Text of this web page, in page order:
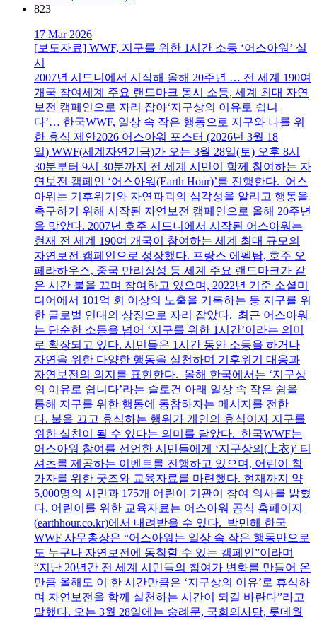
823
17 Mar 2026
[보도자료] WWF, 지구를 위한 1시간 소등 ‘어스아워’ 실
시
2007년 시드니에서 시작해 올해 20주년 … 전 세계 190여
개국 참여세계 주요 랜드마크 동시 소등, 세계 최대 자연
보전 캠페인으로 자리 잡아‘지구상의 이유로 쉽니
다’… 한국WWF, 일상 속 작은 행동으로 지구와 나를 위
한 휴식 제안2026 어스아워 포스터 (2026년 3월 18
일) WWF(세계자연기금)가 오는 3월 28일(토) 오후 8시
30분부터 9시 30분까지 전 세계 시민이 함께 참여하는 자
연보전 캠페인 ‘어스아워(Earth Hour)’를 진행한다. 어스
아워는 기후위기와 자연파괴의 심각성을 알리고 행동을
촉구하기 위해 시작된 자연보전 캠페인으로 올해 20주년
을 맞았다. 2007년 호주 시드니에서 시작된 어스아워는
현재 전 세계 190여 개국이 참여하는 세계 최대 규모의
자연보전 캠페인으로 성장했다. 프랑스 에펠탑, 호주 오
페라하우스, 중국 만리장성 등 세계 주요 랜드마크가 같
은 시간 불을 끄며 참여하고 있으며, 2022년 기준 소셜미
디어에서 101억 회 이상의 노출을 기록하는 등 지구를 위
한 글로벌 연대의 상징으로 자리 잡았다. 최근 어스아워
는 단순한 소등을 넘어 ‘지구를 위한 1시간’이라는 의미
로 확장되고 있다. 시민들은 1시간 동안 소등을 하거나
자연을 위한 다양한 행동을 실천하며 기후위기 대응과
자연보전의 의지를 표현한다. 올해 한국에서는 ‘지구상
의 이유로 쉽니다’라는 슬로건 아래 일상 속 작은 쉼을
통해 지구를 위한 행동에 동참하자는 메시지를 전한
다. 불을 끄고 휴식하는 행위가 개인의 휴식이자 지구를
위한 실천이 될 수 있다는 의미를 담았다. 한국WWF는
어스아워 참여를 선언한 시민들에게 ‘지구상의(上衣)’ 티
셔츠를 제공하는 이벤트를 진행하고 있으며, 어린이 참
가자를 위한 굿즈와 교육자료를 마련했다. 현재까지 약
5,000명의 시민과 175개 어린이 기관이 참여 의사를 밝혔
다. 어린이를 위한 교육자료는 어스아워 공식 홈페이지
(earthhour.co.kr)에서 내려받을 수 있다. 박민혜 한국
WWF 사무총장은 “어스아워는 일상 속 작은 행동만으로
도 누구나 자연보전에 동참할 수 있는 캠페인”이라며
“지난 20년간 전 세계 시민들의 참여가 변화를 만들어 온
만큼 올해도 이 한 시간만큼은 ‘지구상의 이유’로 휴식하
며 자연보전을 함께 실천하는 시간이 되길 바란다”라고
말했다. 오는 3월 28일에는 숭례문, 국회의사당, 롯데월